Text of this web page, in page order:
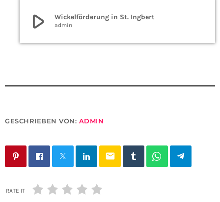
play_arrow Wickelförderung in St. Ingbert
admin
GESCHRIEBEN VON: ADMIN
email
RATE IT